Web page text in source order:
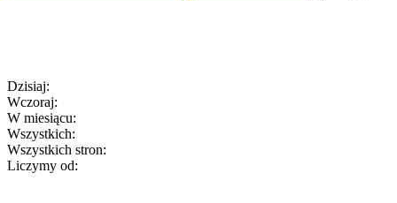
Dzisiaj:
Wczoraj:
W miesiącu:
Wszystkich:
Wszystkich stron:
Liczymy od: